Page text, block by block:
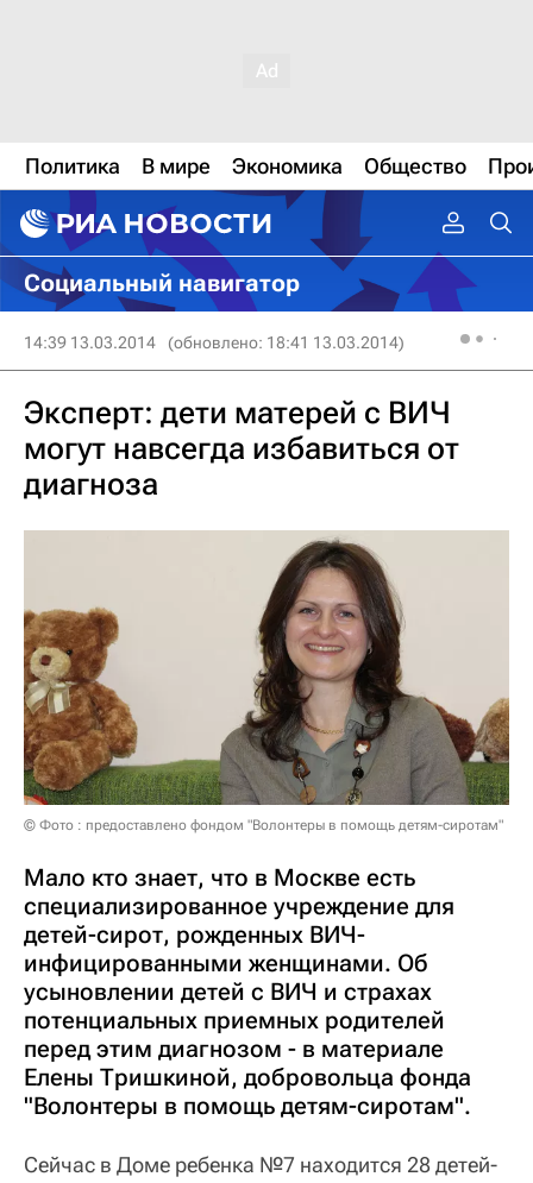
Политика В мире Экономика Общество
Социальный навигатор
14:39 13.03.2014 (обновлено: 18:41 13.03.2014)
Эксперт: дети матерей с ВИЧ
могут навсегда избавиться от
диагноза
© Фото : предоставлено фондом "Волонтеры в помощь детям-сиротам"
Мало кто знает, что в Москве есть
специализированное учреждение для
детей-сирот, рожденных ВИЧ-
инфицированными женщинами. Об
усыновлении детей с ВИЧ и страхах
потенциальных приемных родителей
перед этим диагнозом - в материале
Елены Тришкиной, добровольца фонда
"Волонтеры в помощь детям-сиротам".
Cейчас в Доме ребенка №7 находится 28 детей-